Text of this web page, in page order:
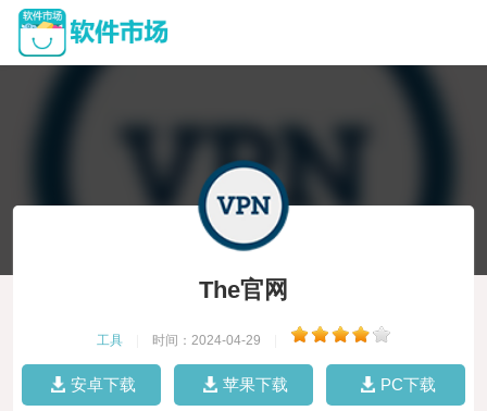
The官网
工具 时间：2024-04-29
安卓下载 苹果下载 PC下载